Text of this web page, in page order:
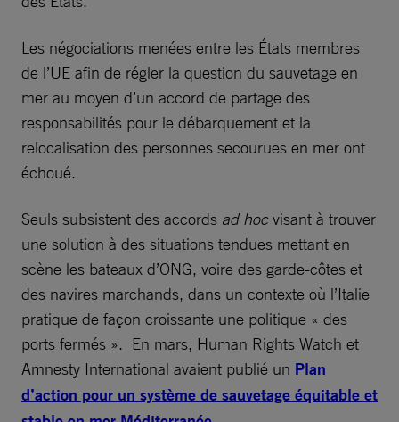
Les négociations menées entre les États membres
de l’UE afin de régler la question du sauvetage en
mer au moyen d’un accord de partage des
responsabilités pour le débarquement et la
relocalisation des personnes secourues en mer ont
échoué.
Seuls subsistent des accords ad hocvisant à trouver
une solution à des situations tendues mettant en
scène les bateaux d’ONG, voire des garde-côtes et
des navires marchands, dans un contexte où l’Italie
pratique de façon croissante une politique « des
ports fermés ». En mars, Human Rights Watch et
Amnesty International avaient publié un Plan
d’action pour un système de sauvetage équitable et